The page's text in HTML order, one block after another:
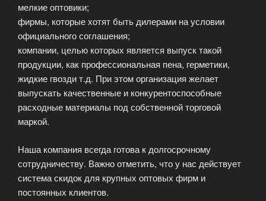
мелкие оптовики;
фирмы, которые хотят быть дилерами на условии
официального соглашения;
компании, целью которых является выпуск такой
продукции, как профессиональная пена, герметики,
жидкие гвозди т.д. При этом организация желает
выпускать качественные и конкурентоспособные
расходные материалы под собственной торговой
маркой.
Наша компания всегда готова к долгосрочному
сотрудничеству. Важно отметить, что у нас действует
система скидок для крупных оптовых фирм и
постоянных клиентов.